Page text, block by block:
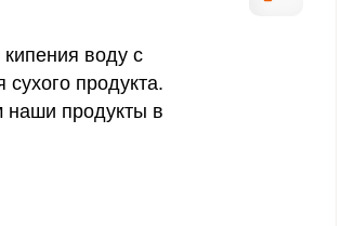
воду с
продукта.
наши продукты в